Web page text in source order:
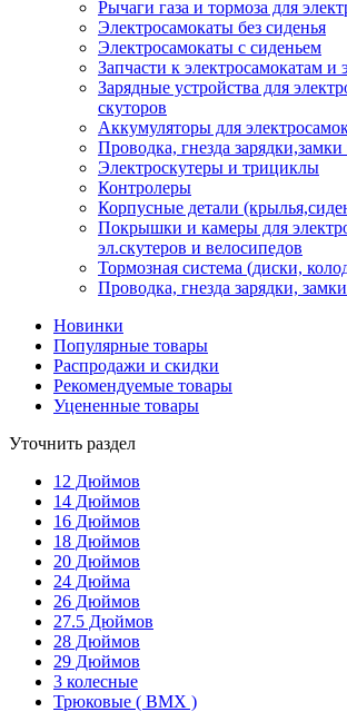
Рычаги газа и тормоза для
Электросамокаты без сиденья
Электросамокаты с сиденьем
Запчасти к электросамокатам и
Зарядные устройства для
скуторов
Аккумуляторы для
Проводка, гнезда
Электроскутеры и трициклы
Контролеры
Корпусные детали
Покрышки и камеры для
эл.скутеров и велосипедов
Тормозная система (диски,
Проводка, гнезда зарядки,
Новинки
Популярные товары
Распродажи и скидки
Рекомендуемые товары
Уцененные товары
Уточнить раздел
12 Дюймов
14 Дюймов
16 Дюймов
18 Дюймов
20 Дюймов
24 Дюйма
26 Дюймов
27.5 Дюймов
28 Дюймов
29 Дюймов
3 колесные
Трюковые ( BMX )